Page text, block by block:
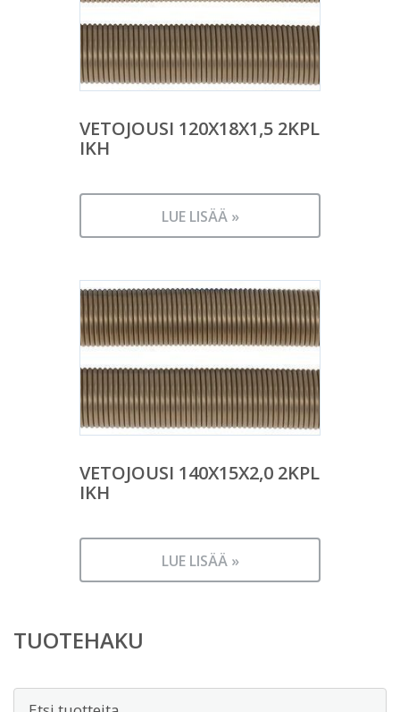
VETOJOUSI 120X18X1,5 2KPL
IKH
LUE LISÄÄ »
VETOJOUSI 140X15X2,0 2KPL
IKH
LUE LISÄÄ »
TUOTEHAKU
Etsi: